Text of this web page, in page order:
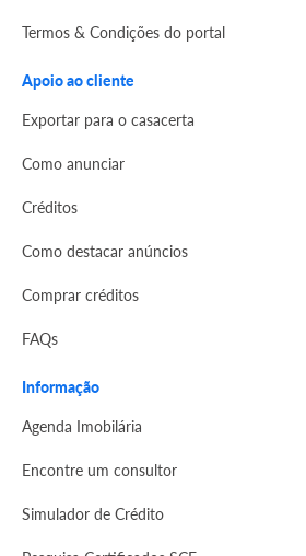
Termos & Condições do portal
Apoio ao cliente
Exportar para o casacerta
Como anunciar
Créditos
Como destacar anúncios
Comprar créditos
FAQs
Informação
Agenda Imobilária
Encontre um consultor
Simulador de Crédito